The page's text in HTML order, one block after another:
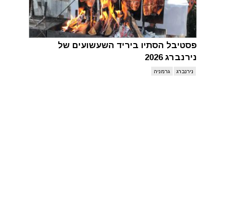
פסטיבל הסתיו ביריד השעשועים של
נירנברג 2026
נירנברג גרמניה